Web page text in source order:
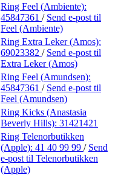
Ring Feel (Ambiente):
45847361 / Send e-post til
Feel (Ambiente)
Ring Extra Leker (Amos):
69023382 / Send e-post til
Extra Leker (Amos)
Ring Feel (Amundsen):
45847361 / Send e-post til
Feel (Amundsen)
Ring Kicks (Anastasia
Beverly Hills): 31421421
Ring Telenorbutikken
(Apple): 41 40 99 99 / Send
e-post til Telenorbutikken
(Apple)